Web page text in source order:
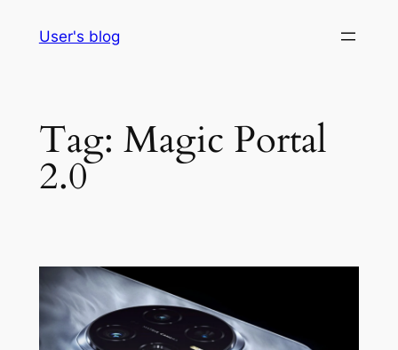
User's blog
Tag: Magic Portal
2.0